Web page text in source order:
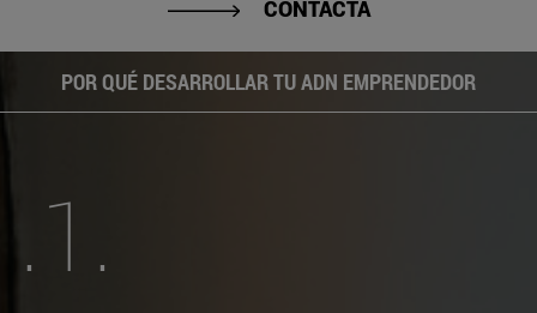
CONTACTA
POR QUÉ DESARROLLAR TU ADN EMPRENDEDOR
.1.